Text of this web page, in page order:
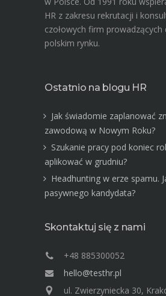
HR z zakresu rekrutacji i
czołowych firm prowadzących
polskim rynku.
Ostatnio na blogu HR
Jak świadomie zaplanować
zawodową w Nowym Roku?
Szukanie pracy pod koniec
aplikować w grudniu?
Headhunting w erze spamu.
pasywnego kandydata?
Skontaktuj się z nami
+48 885300052
hello@testhr.pl
ul. Zwierzyniecka 30,